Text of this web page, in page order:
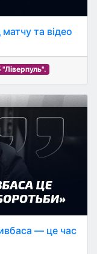
та відео
— це час